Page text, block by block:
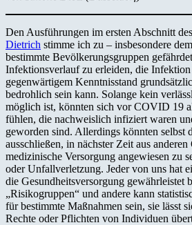
Den Ausführungen im ersten Abschnitt des
Dietrich stimme ich zu – insbesondere
bestimmte Bevölkerungsgruppen
Infektionsverlauf zu erleiden, die Infektion
gegenwärtigem Kenntnisstand
bedrohlich sein kann. Solange kein
möglich ist, könnten sich vor COVID 19
fühlen, die nachweislich infiziert waren
geworden sind. Allerdings könnten selbst
ausschließen, in nächster Zeit aus
medizinische Versorgung angewiesen zu
oder Unfallverletzung. Jeder von uns hat
die Gesundheitsversorgung gewährleistet
„Risikogruppen“ und andere kann
für bestimmte Maßnahmen sein, sie lässt
Rechte oder Pflichten von Individuen